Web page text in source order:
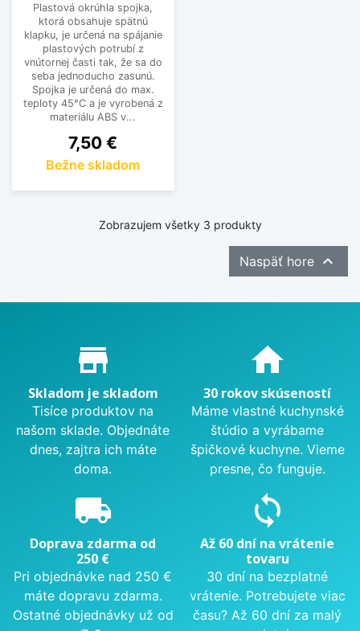
Plastová okrúhla spojka,
ktorá obsahuje spätnú
klapku, je určená na spájanie
plastových potrubí z
vnútornej časti tak, že sa do
seba jednoducho zasunú.
Spojka je určená do max.
teploty 45°C a je vyrobená z
materiálu ABS v...
Cena
7,50 €
Bežne skladom
Zobrazujem všetky 3 produkty
Naspäť hore 
Proč nakupovat u nás?
store_mall_directory
Skladom je skladom
Tisíce produktov na
našom sklade. Objednáte
dnes, zajtra ich máte
doma.
home
30 rokov skúseností
Máme vlastné kuchynské
štúdio a vyrábame
špičkové kuchyne. Vieme
presne, čo funguje.
local_shipping
Doprava zdarma od
250 €
Pri objednávke nad 250 €
máte dopravu zdarma.
Ostatné objednávky už od
sync
Až 60 dní na vrátenie
tovaru
30 dní na bezplatné
vrátenie. Potrebujete viac
času? Až 60 dní za malý